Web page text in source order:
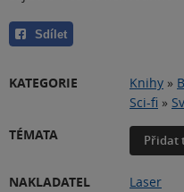
Sdílet
KATEGORIE Knihy »
Sci-fi »
TÉMATA
Přidat
NAKLADATEL
Laser